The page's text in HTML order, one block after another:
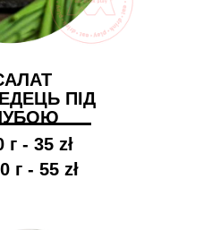
г - 35 zł
г - 55 zł
ПІД